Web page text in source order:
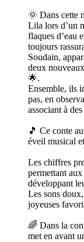
🌞 Dans cette
Lila lors d’un
flaques d’eau
toujours
Soudain,
deux
🌟.
Ensemble, ils
pas, en
associant à
🎵 Ce conte
éveil musical
Les chiffres
permettant
développant
Les sons
joyeuses
🌈 Dans la
met en avant